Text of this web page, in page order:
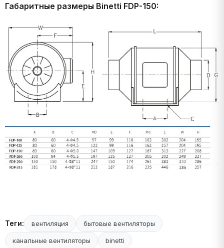
Габаритные размеры Binetti FDP-150:
Теги: вентиляция бытовые вентиляторы
канальные вентиляторы binetti